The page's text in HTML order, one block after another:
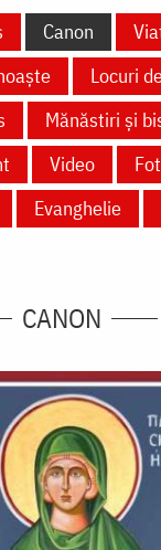
Canon
Locuri
Mănăstiri și
Video
Evanghelie
CANON